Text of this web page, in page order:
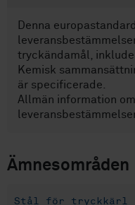
Denna
tryckändamål,
Kemisk
är specificerade.
Allmän information
Ämnesområden
Stål för tryckkärl